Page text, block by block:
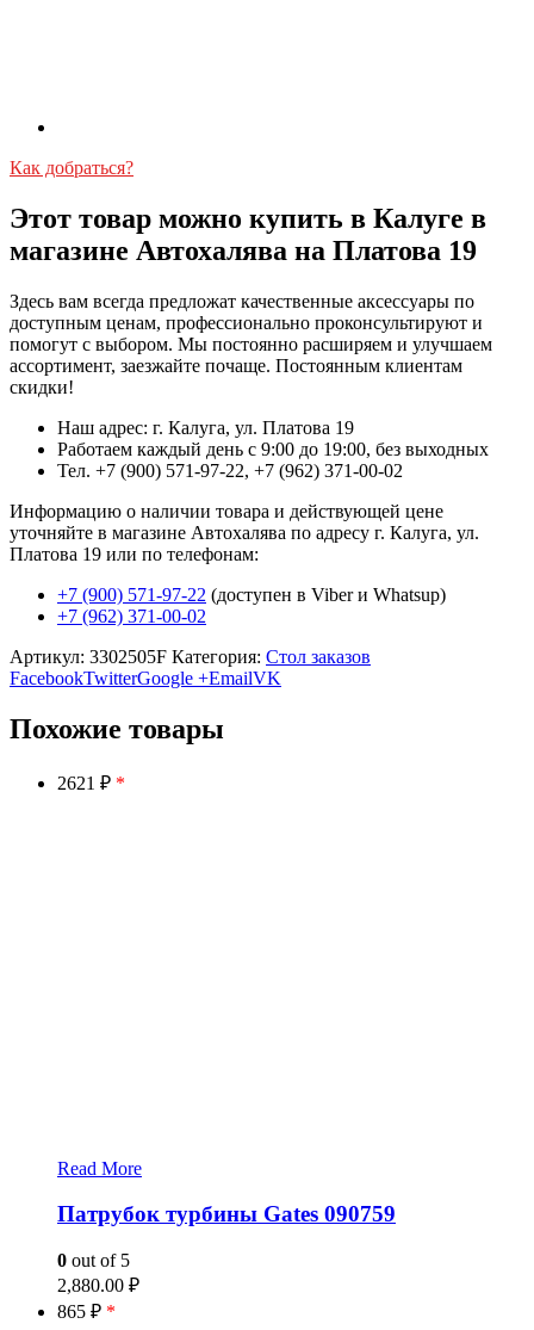
Как добраться?
Этот товар можно купить в Калуге в
магазине Автохалява на Платова 19
Здесь вам всегда предложат качественные аксессуары по
доступным ценам, профессионально проконсультируют и
помогут с выбором. Мы постоянно расширяем и улучшаем
ассортимент, заезжайте почаще. Постоянным клиентам
скидки!
Наш адрес: г. Калуга, ул. Платова 19
Работаем каждый день с 9:00 до 19:00, без выходных
Тел. +7 (900) 571-97-22, +7 (962) 371-00-02
Информацию о наличии товара и действующей цене
уточняйте в магазине Автохалява по адресу г. Калуга, ул.
Платова 19 или по телефонам:
+7 (900) 571-97-22 (доступен в Viber и Whatsup)
+7 (962) 371-00-02
Артикул: 3302505F Категория: Стол заказов
FacebookTwitterGoogle +EmailVK
Похожие товары
2621 ₽ *
Read More
Патрубок турбины Gates 090759
0 out of 5
2,880.00 ₽
865 ₽ *